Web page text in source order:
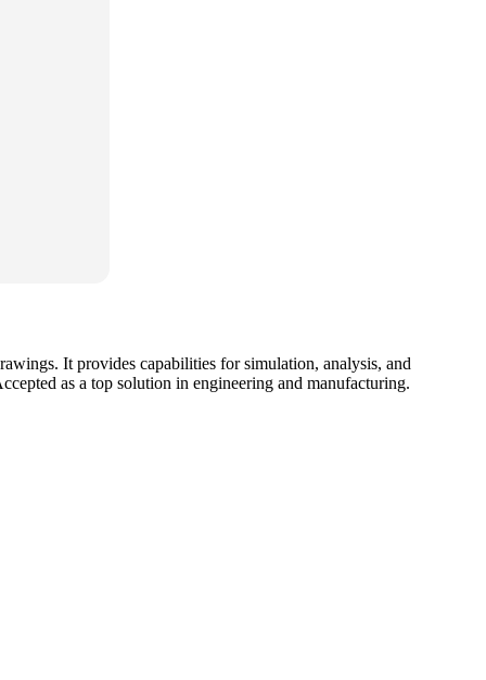
It provides capabilities for simulation, analysis, and
as a top solution in engineering and manufacturing.